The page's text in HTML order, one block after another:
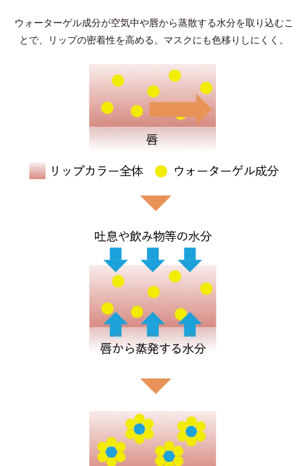
ウォーターゲル成分が空気中や唇から蒸散する水分を取り込むこ
とで、リップの密着性を高める。マスクにも色移りしにくく。